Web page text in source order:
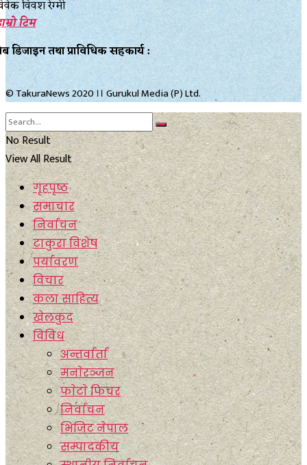
विवश रेग्मी
टिम
डिजाइन तथा प्राविधिक सहकार्य :
© TakuraNews 2020 ।। Gurukul Media (P) Ltd.
No Result
View All Result
गृहपृष्ठ
समाचार
निर्वाचन
टाकुरा विशेष
पर्यावरण
विचार
कला साहित्य
खेलकुद
विविध
अन्तर्वार्ता
मनाेरञ्जन
फाेटाे फिचर
निर्वाचन
भिजिट नेपाल
सम्पादकीय